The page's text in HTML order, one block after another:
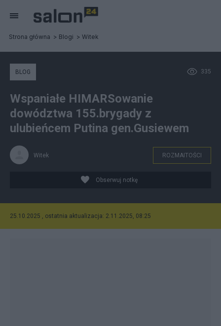
Strona główna Blogi Witek
335
BLOG
Wspaniałe HIMARSowanie
dowództwa 155.brygady z
ulubieńcem Putina gen.Gusiewem
Witek ROZMAITOŚCI
Obserwuj notkę
25.10.2025 , ostatnia aktualizacja: 2.11.2025, 08:25